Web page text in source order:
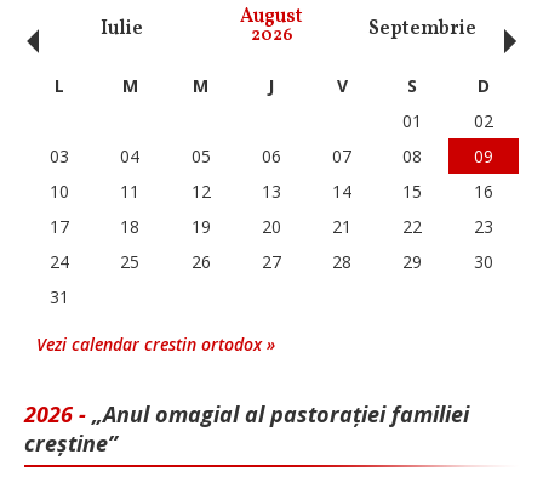
Iulie August
2026 Septembrie
‹ L M M J V S
D
01
02
03
04 05 06 07 08
09
10
11 12 13 14 15
16
17
18 19 20 21 22
23
24
25 26 27 28 29
30
31
Vezi calendar crestin ortodox »
2026 - „Anul omagial al pastorației familiei
creștine”